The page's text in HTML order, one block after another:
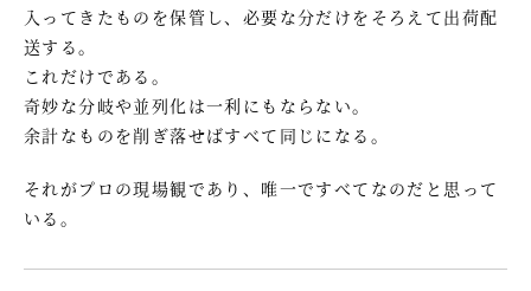
入ってきたものを保管し、必要な分だけをそろえて出荷配
送する。
これだけである。
奇妙な分岐や並列化は一利にもならない。
余計なものを削ぎ落せばすべて同じになる。
それがプロの現場観であり、唯一ですべてなのだと思って
いる。